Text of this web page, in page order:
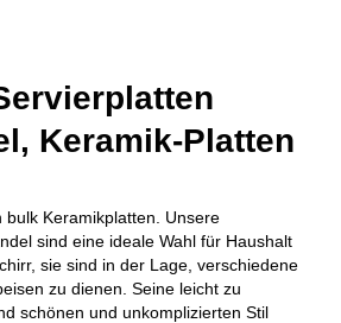
Keramik-Platten
bulk Keramikplatten. Unsere
sind eine ideale Wahl für Haushalt
sie sind in der Lage, verschiedene
zu dienen. Seine leicht zu
schönen und unkomplizierten Stil